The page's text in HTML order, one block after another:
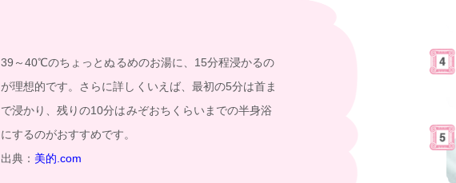
39～40℃のちょっとぬるめのお湯に、15分程浸かるの
が理想的です。さらに詳しくいえば、最初の5分は首ま
で浸かり、残りの10分はみぞおちくらいまでの半身浴
にするのがおすすめです。
出典： 美的.com